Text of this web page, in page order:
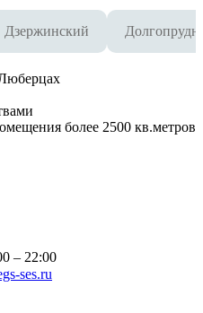
Дзержинский
более 2500 кв.метров
– 22:00
ses.ru